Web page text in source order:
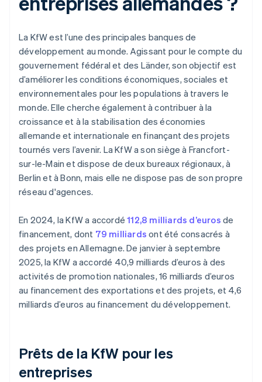
La KfW est l’une des principales banques de
développement au monde. Agissant pour le compte du
gouvernement fédéral et des Länder, son objectif est
d’améliorer les conditions économiques, sociales et
environnementales pour les populations à travers le
monde. Elle cherche également à contribuer à la
croissance et à la stabilisation des économies
allemande et internationale en finançant des projets
tournés vers l’avenir. La KfW a son siège à Francfort-
sur-le-Main et dispose de deux bureaux régionaux, à
Berlin et à Bonn, mais elle ne dispose pas de son propre
réseau d'agences.
En 2024, la KfW a accordé112,8 milliards d’euros de
financement, dont 79 milliards ont été consacrés à
des projets en Allemagne. De janvier à septembre
2025, la KfW a accordé 40,9 milliards d’euros à des
activités de promotion nationales, 16 milliards d’euros
au financement des exportations et des projets, et 4,6
milliards d’euros au financement du développement.
Prêts de la KfW pour les
entreprises